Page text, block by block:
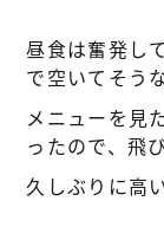
昼食は奮発し
で空いてそう
メニューを見
ったので、飛
久しぶりに高